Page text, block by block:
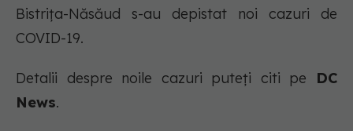
Bistrița-Năsăud s-au depistat noi cazuri de
COVID-19.
Detalii despre noile cazuri puteți citi pe DC
News.